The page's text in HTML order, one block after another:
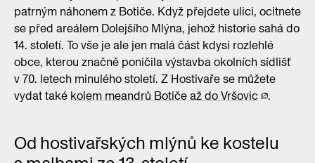
patrným náhonem z Botiče. Když přejdete ulici, ocitnete
se před areálem Dolejšího Mlýna, jehož historie sahá do
14. století. To vše je ale jen malá část kdysi rozlehlé
obce, kterou značně poničila výstavba okolních sídlišť
v 70. letech minulého století. Z Hostivaře se můžete
vydat také kolem meandrů Botiče až do Vršovic .
Od hostivařských mlýnů ke kostelu